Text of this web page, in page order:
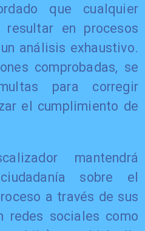
que cualquier
resultar en procesos
análisis exhaustivo.
comprobadas, se
para corregir
el cumplimiento de
mantendrá
sobre el
a través de sus
redes sociales como